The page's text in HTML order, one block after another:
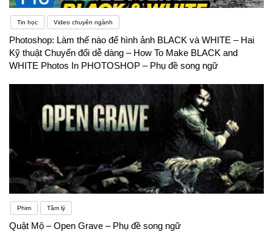
Tin học Video chuyên ngành
Photoshop: Làm thế nào để hình ảnh BLACK và WHITE – Hai
Kỹ thuật Chuyển đổi dễ dàng – How To Make BLACK and
WHITE Photos In PHOTOSHOP – Phụ đề song ngữ
Phim Tâm lý
Quật Mộ – Open Grave – Phụ đề song ngữ